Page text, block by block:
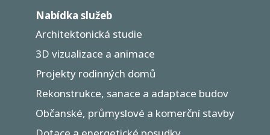
Nabídka služeb
Architektonická studie
3D vizualizace a animace
Projekty rodinných domů
Rekonstrukce, sanace a adaptace budov
Občanské, průmyslové a komerční stavby